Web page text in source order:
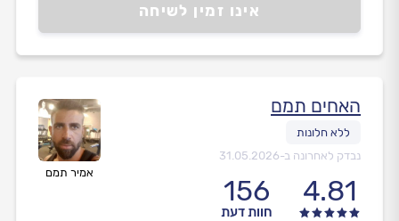
אינו זמין לשיחה
אמיר תמם
האחים תמם
נבדק לאחרונה ב-31.05.2026
4.81
156
חוות דעת